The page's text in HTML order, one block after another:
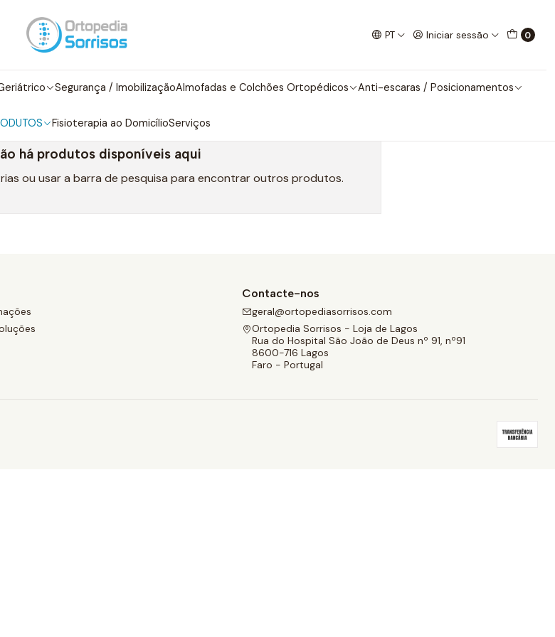
PT Iniciar sessão 0
Segurança / ImobilizaçãoAlmofadas e Colchões Ortopédicos Anti-escaras / Posicionamentos
Fisioterapia ao DomicílioServiços
Bebé
Térmicas para Cólicas
há produtos disponíveis aqui
ou usar a barra de pesquisa para encontrar outros produtos.
Contacte-nos
geral@ortopediasorrisos.com
Ortopedia Sorrisos - Loja de Lagos
Rua do Hospital São João de Deus nº 91, nº91
8600-716 Lagos
Faro - Portugal